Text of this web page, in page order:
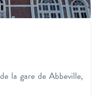
la gare de Abbeville,